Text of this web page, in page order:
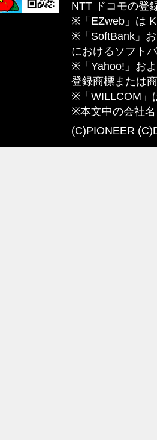
NTT ドコモの登
※「EZweb」は
※「SoftBank」
におけるソフト
※「Yahoo!」お
登録商標または
※「WILLCOM」
※本文中の会社
(C)PIONEER